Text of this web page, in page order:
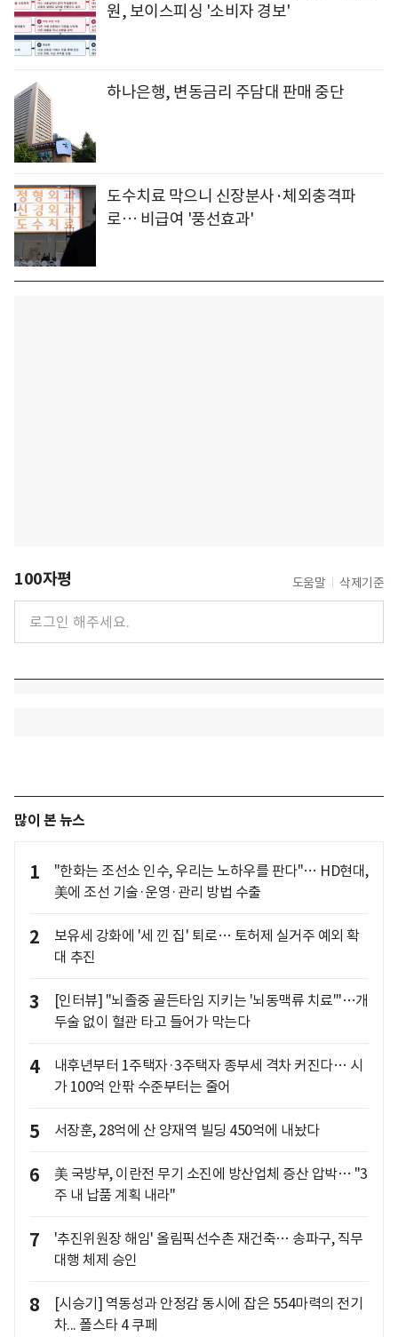
원, 보이스피싱 '소비자 경보'
하나은행, 변동금리 주담대 판매 중단
도수치료 막으니 신장분사·체외충격파
로… 비급여 '풍선효과'
100자평 도움말 삭제기준
많이 본 뉴스
1
"한화는 조선소 인수, 우리는 노하우를 판다"… HD현대,
美에 조선 기술·운영·관리 방법 수출
2
보유세 강화에 '세 낀 집' 퇴로… 토허제 실거주 예외 확
대 추진
3
[인터뷰] "뇌졸중 골든타임 지키는 '뇌동맥류 치료'"…개
두술 없이 혈관 타고 들어가 막는다
4
내후년부터 1주택자·3주택자 종부세 격차 커진다… 시
가 100억 안팎 수준부터는 줄어
5 서장훈, 28억에 산 양재역 빌딩 450억에 내놨다
6
美 국방부, 이란전 무기 소진에 방산업체 증산 압박… "3
주 내 납품 계획 내라"
7
'추진위원장 해임' 올림픽선수촌 재건축… 송파구, 직무
대행 체제 승인
8
[시승기] 역동성과 안정감 동시에 잡은 554마력의 전기
차... 폴스타 4 쿠페